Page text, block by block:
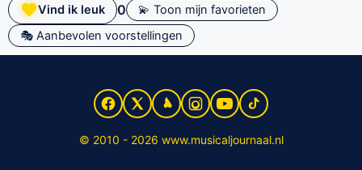
Vind ik leuk 0
💫 Toon mijn favorieten
🎭 Aanbevolen voorstellingen
© 2010 - 2026 www.musicaljournaal.nl